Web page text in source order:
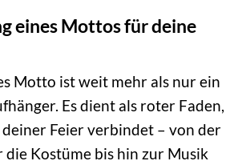
eines Mottos für deine
Motto ist weit mehr als nur ein
Es dient als roter Faden,
Feier verbindet – von der
Kostüme bis hin zur Musik